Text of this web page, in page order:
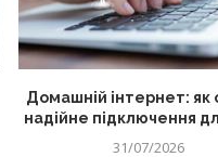
Домашній інтернет: як
надійне підключення
31/07/2026